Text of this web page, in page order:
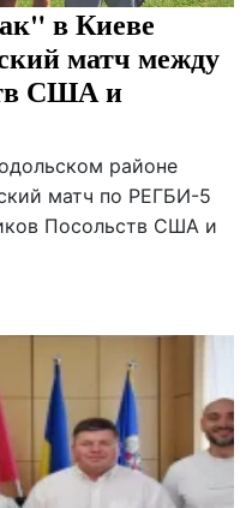
в Киеве
матч между
США и
районе
матч по РЕГБИ-5
Посольств США и